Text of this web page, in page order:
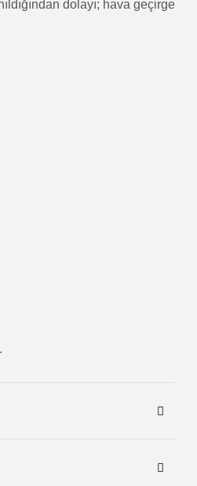
dolayı; hava geçirge